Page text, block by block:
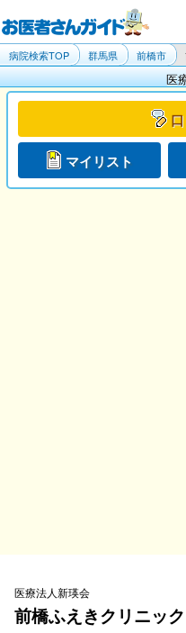
病院検索TOP 群馬県 前橋市
医
マイリスト
医療法人新瑛会
前橋ふえきクリニック